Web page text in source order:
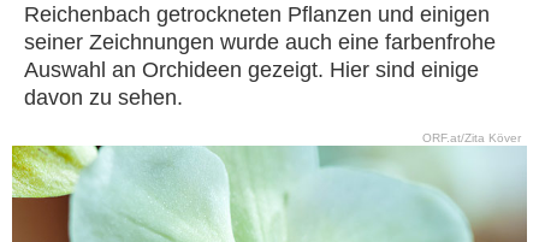
Reichenbach getrockneten Pflanzen und einigen
seiner Zeichnungen wurde auch eine farbenfrohe
Auswahl an Orchideen gezeigt. Hier sind einige
davon zu sehen.
ORF.at/Zita Köver